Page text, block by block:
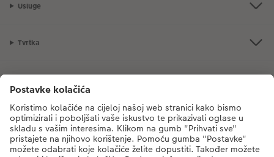
Usluge
Tvrtka
CEWE Fotosvijet